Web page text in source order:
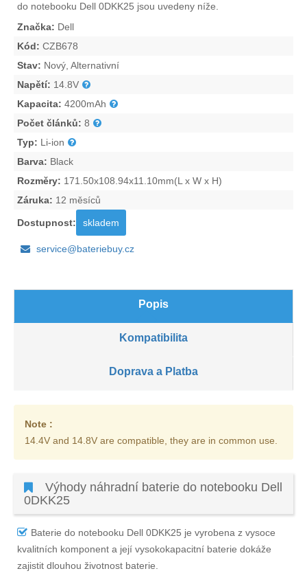
do notebooku Dell 0DKK25 jsou uvedeny níže.
Značka: Dell
Kód: CZB678
Stav: Nový, Alternativní
Napětí: 14.8V
Kapacita: 4200mAh
Počet článků: 8
Typ: Li-ion
Barva: Black
Rozměry: 171.50x108.94x11.10mm(L x W x H)
Záruka: 12 měsíců
Dostupnost: skladem
service@bateriebuy.cz
Popis
Kompatibilita
Doprava a Platba
Note :
14.4V and 14.8V are compatible, they are in common use.
Výhody náhradní baterie do notebooku Dell
0DKK25
Baterie do notebooku Dell 0DKK25 je vyrobena z vysoce
kvalitních komponent a její vysokokapacitní baterie dokáže
zajistit dlouhou životnost baterie.